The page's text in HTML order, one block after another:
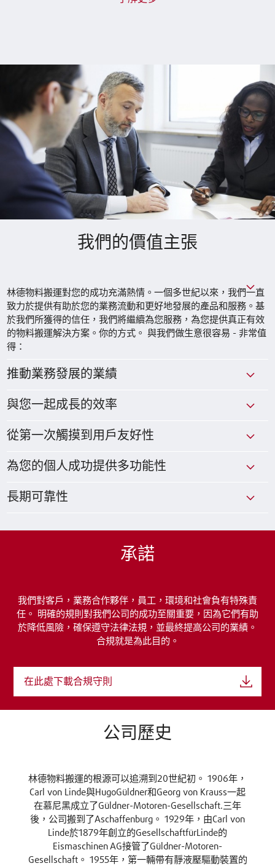
我們的價值主張
林德物料搬運對您的成功充滿熱情。一個多世紀以來，我們一直
致力於提供有助於您的業務流動和更好地發展的產品和服務。基
於我們所獲得的信任，我們將繼續為您服務，為您提供真正有效
的物料搬運解決方案。你的方式。 與我們做生意很容易 - 非常值
得：
推動業務發展的業績
與您一起成長的效率
從第一次觸摸到用戶友好性
為您的個人成功提供多功能性
長期可靠性
承諾
我們對客戶，業務合作夥伴，員工，環境和社會負有特殊責
任。 明確的規則對我們公司的成功至關重要，因為它們有助
於降低風險，確保遵守法律法規，並最終提高公司的業績。
合規就是為此目的。
在此處下載合規守則
公司歷史
林德物料搬運的根源可以追溯到20世紀初。 1906年，
Carl von Linde與HugoGüldner和Georg von Krauss一起
在慕尼黑成立了Güldner-Motoren-Gesellschaft.三年
後，公司搬到了Aschaffenburg。 1929年，由Carl von
Linde於1879年創立的GesellschaftfürLinde的
Eismaschinen AG接管了Güldner-Motoren-
Gesellschaft。 1955年，第一輛帶有靜液壓驅動裝置的